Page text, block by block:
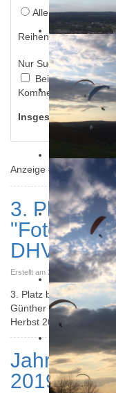
Alle Wörter
Reihenfolge:
Nur Suchen:
Beiträge
Kommentare
Insgesamt 2
Anzeige #
3. Platz
"Foto des
DHV
Erstellt am 25. Dezember
3. Platz beim DHV
Günther Hector hat mit
Herbst 2019 auf der
2019